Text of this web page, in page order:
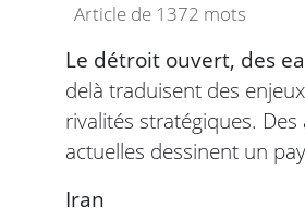
Article de 1372 mots
Le détroit ouvert, des
delà traduisent des
rivalités stratégiques.
actuelles dessinent un
Iran